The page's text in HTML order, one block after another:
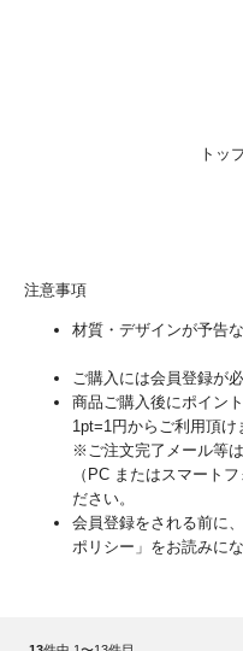
トッ
注意事項
材質・デザインが予告
ご購入には会員登録が
商品ご購入後にポイン
1pt=1円からご利用頂け
※ご注文完了メール等
（PC またはスマート
ださい。
会員登録をされる前に
ポリシー」をお読みに